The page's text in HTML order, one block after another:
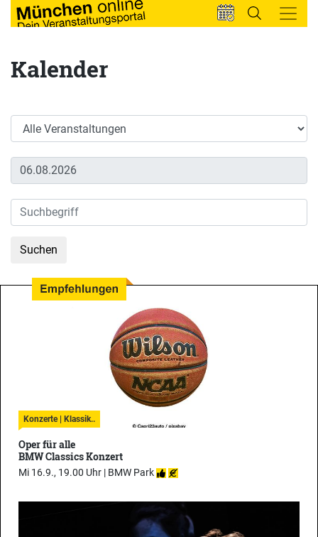
Kalender
Konzerte | Klassik..
Oper für alle
BMW Classics Konzert
Mi 16.9., 19.00 Uhr | BMW Park